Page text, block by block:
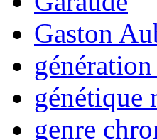
Gaston
génétique
genre